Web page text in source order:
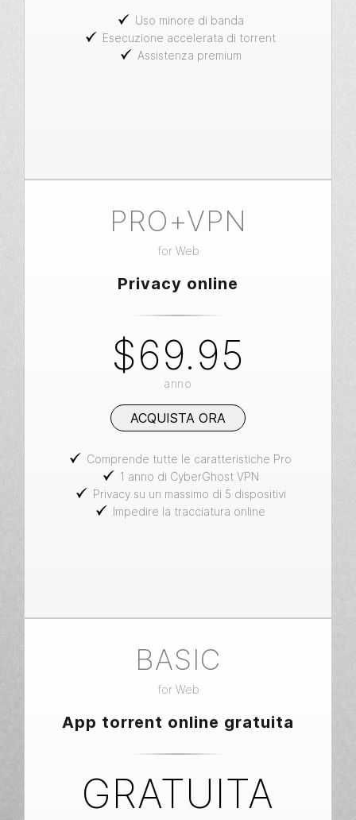
PRO+VPN
for Web
Privacy online
$69.95
anno
ACQUISTA ORA
Comprende tutte le caratteristiche Pro
1 anno di CyberGhost VPN
Privacy su un massimo di 5 dispositivi
Impedire la tracciatura online
Uso minore di banda
Esecuzione accelerata di torrent
Assistenza premium
BASIC
for Web
App torrent online gratuita
GRATUITA